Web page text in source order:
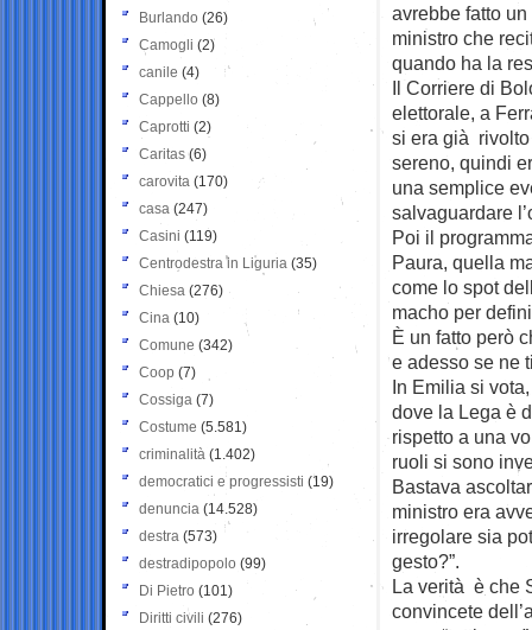
avrebbe fatto
ministro che
quando ha la
Il Corriere di
elettorale, a
si era già
sereno, quindi
una semplice
salvaguardare
Poi il
Paura, quella
come lo spot
macho per
È un fatto però
e adesso se ne
In Emilia si
dove la Lega è
rispetto a una
ruoli si sono
Bastava
ministro era
irregolare sia
gesto?”.
La verità è che
convincete
Burlando (26)
Camogli (2)
canile (4)
Cappello (8)
Caprotti (2)
Caritas (6)
carovita (170)
casa (247)
Casini (119)
Centrodestra in Liguria (35)
Chiesa (276)
Cina (10)
Comune (342)
Coop (7)
Cossiga (7)
Costume (5.581)
criminalità (1.402)
democratici e progressisti (19)
denuncia (14.528)
destra (573)
destradipopolo (99)
Di Pietro (101)
Diritti civili (276)